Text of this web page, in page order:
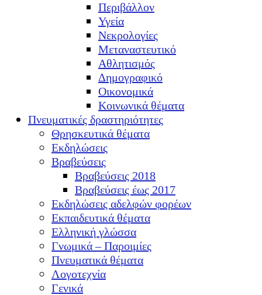
Περιβάλλον
Υγεία
Νεκρολογίες
Μεταναστευτικό
Αθλητισμός
Δημογραφικό
Οικονομικά
Κοινωνικά θέματα
Πνευματικές δραστηριότητες
Θρησκευτικά θέματα
Εκδηλώσεις
Βραβεύσεις
Βραβεύσεις 2018
Βραβεύσεις έως 2017
Εκδηλώσεις αδελφών φορέων
Εκπαιδευτικά θέματα
Ελληνική γλώσσα
Γνωμικά – Παροιμίες
Πνευματικά θέματα
Λογοτεχνία
Γενικά